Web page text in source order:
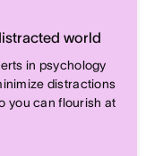
world
in psychology
distractions
you can flourish at